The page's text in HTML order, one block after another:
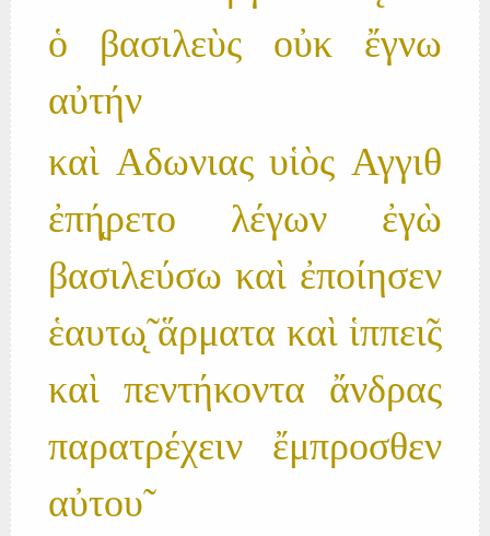
ὁ βασιλεὺς οὐκ ἔγνω
αὐτήν
καὶ Αδωνιας υἱὸς Αγγιθ
ἐπή̨ρετο λέγων ἐγὼ
βασιλεύσω καὶ ἐποίησεν
ἑαυτω̨̃ ἅρματα καὶ ἱππει̃ς
καὶ πεντήκοντα ἄνδρας
παρατρέχειν ἔμπροσθεν
αὐτου̃